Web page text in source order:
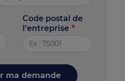
Code postal de
l’entreprise
ma demande